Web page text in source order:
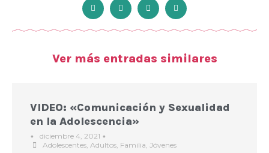
Ver más entradas similares
VIDEO: «Comunicación y Sexualidad
en la Adolescencia»
• diciembre 4, 2021 •
Adolescentes, Adultos, Familia, Jóvenes